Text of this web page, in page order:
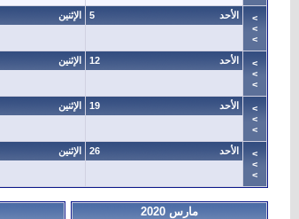
>
>
>
5 الأحد الإثنين
>
>
>
12 الأحد الإثنين
>
>
>
19 الأحد الإثنين
>
>
>
26 الأحد الإثنين
مارس 2020